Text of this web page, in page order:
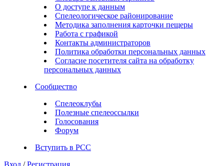
О доступе к данным
Спелеологическое районирование
Методика заполнения карточки пещеры
Работа с графикой
Контакты администраторов
Политика обработки персональных данных
Согласие посетителя сайта на обработку
персональных данных
Сообщество
Спелеоклубы
Полезные спелеоссылки
Голосования
Форум
Вступить в РСС
Вход / Регистрация